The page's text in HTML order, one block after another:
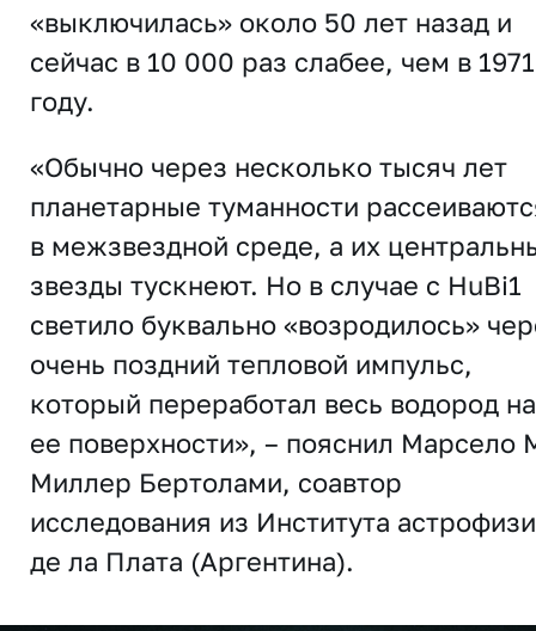
«выключилась» около 50 лет назад и
сейчас в 10 000 раз слабее, чем в 1971
году.
«Обычно через несколько тысяч лет
планетарные туманности
в межзвездной среде, а их
звезды тускнеют. Но в случае с HuBi1
светило буквально «возродилось»
очень поздний тепловой импульс,
который переработал весь водород на
ее поверхности», – пояснил Марсело
Миллер Бертолами, соавтор
исследования из Института
де ла Плата (Аргентина).